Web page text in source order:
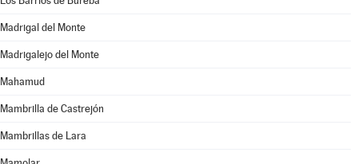
Madrigal del Monte
Madrigalejo del Monte
Mahamud
Mambrilla de Castrejón
Mambrillas de Lara